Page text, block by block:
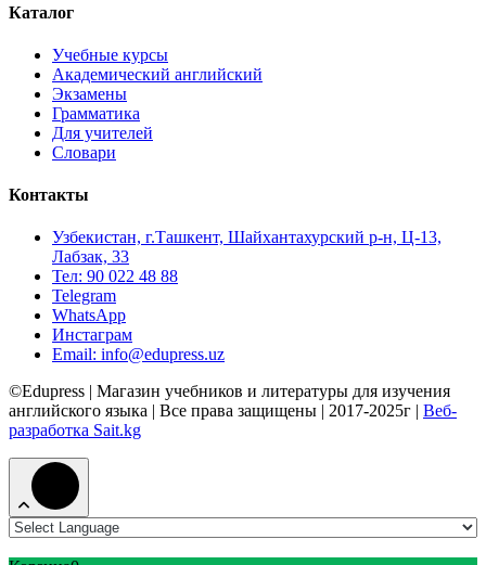
Каталог
Учебные курсы
Академический английский
Экзамены
Грамматика
Для учителей
Словари
Контакты
Узбекистан, г.Ташкент, Шайхантахурский р-н, Ц-13,
Лабзак, 33
Тел: 90 022 48 88
Telegram
WhatsApp
Инстаграм
Email: info@edupress.uz
©Edupress | Магазин учебников и литературы для изучения
английского языка | Все права защищены | 2017-2025г | Веб-
разработка Sait.kg